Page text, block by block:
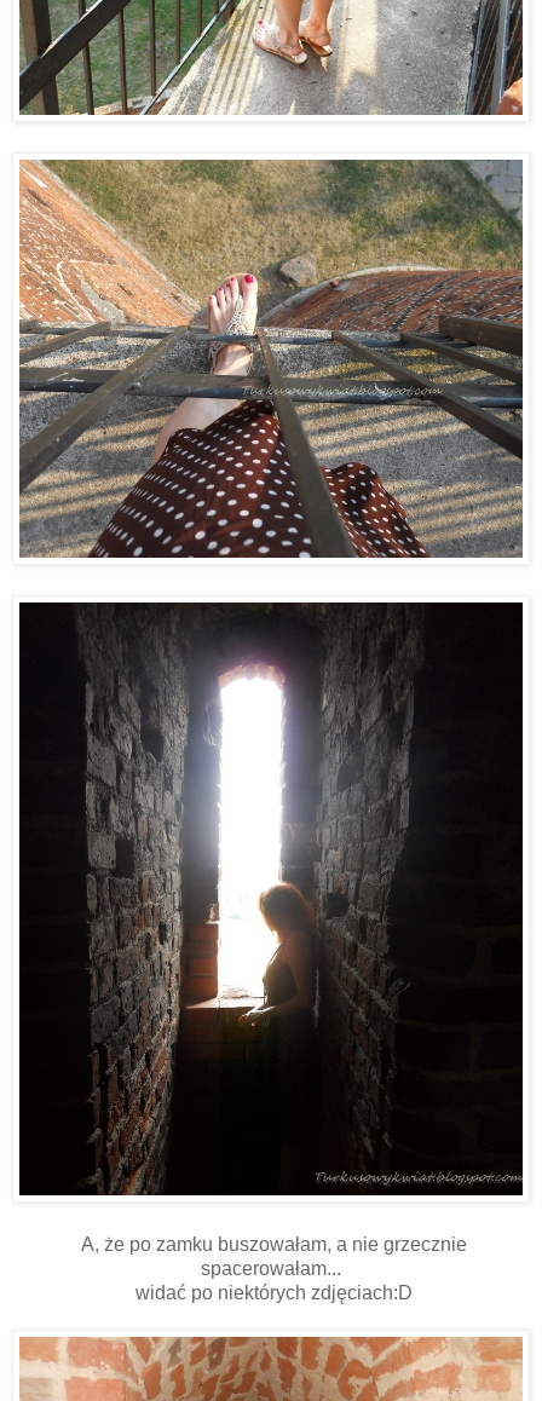
A, że po zamku buszowałam, a nie grzecznie
spacerowałam...
widać po niektórych zdjęciach:D